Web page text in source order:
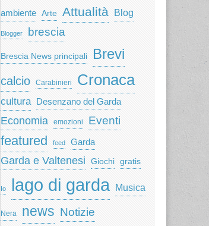
ambiente Arte Attualità Blog
Blogger brescia
Brescia News principali Brevi
calcio Carabinieri Cronaca
cultura Desenzano del Garda
Economia emozioni Eventi
featured feed Garda
Garda e Valtenesi Giochi gratis
Io lago di garda Musica
Nera news Notizie